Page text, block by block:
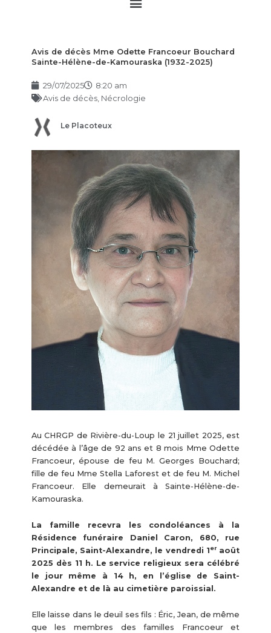
Avis de décès Mme Odette Francoeur Bouchard
Sainte-Hélène-de-Kamouraska (1932-2025)
29/07/2025
8:20 am
Avis de décès, Nécrologie
Le Placoteux
Au CHRGP de Rivière-du-Loup le 21 juillet 2025, est
décédée à l’âge de 92 ans et 8 mois Mme Odette
Francoeur, épouse de feu M. Georges Bouchard;
fille de feu Mme Stella Laforest et de feu M. Michel
Francoeur. Elle demeurait à Sainte-Hélène-de-
Kamouraska.
La famille recevra les condoléances à la
Résidence funéraire Daniel Caron, 680, rue
Principale, Saint-Alexandre, le vendredi 1eraoût
2025 dès 11 h. Le service religieux sera célébré
le jour même à 14 h, en l’église de Saint-
Alexandre et de là au cimetière paroissial.
Elle laisse dans le deuil ses fils : Éric, Jean, de même
que les membres des familles Francoeur et